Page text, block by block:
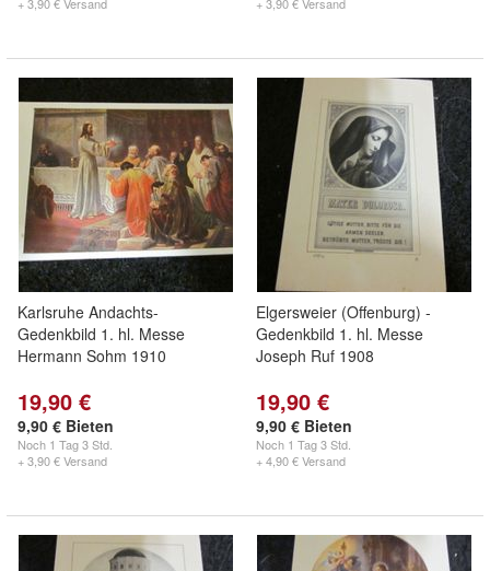
Karlsruhe Andachts-
Gedenkbild 1. hl. Messe
Hermann Sohm 1910
19,90 €
9,90 € Bieten
Noch 1 Tag 3 Std.
+ 3,90 € Versand
Elgersweier (Offenburg) -
Gedenkbild 1. hl. Messe
Joseph Ruf 1908
19,90 €
9,90 € Bieten
Noch 1 Tag 3 Std.
+ 4,90 € Versand